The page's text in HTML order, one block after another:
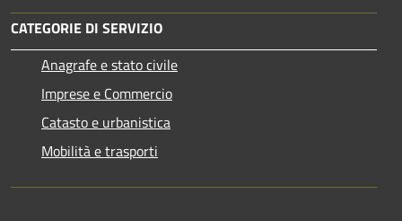
CATEGORIE DI SERVIZIO
Anagrafe e stato civile
Imprese e Commercio
Catasto e urbanistica
Mobilità e trasporti